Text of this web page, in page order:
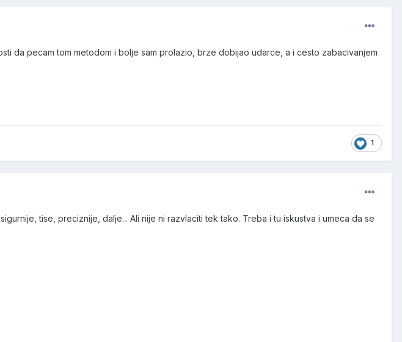
da pecam tom metodom i bolje sam prolazio, brze dobijao udarce, a i cesto zabacivanjem
1
tise, preciznije, dalje... Ali nije ni razvlaciti tek tako. Treba i tu iskustva i umeca da se